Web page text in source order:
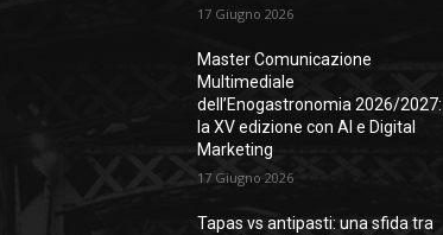
17 Giugno 2026
Master Comunicazione
Multimediale
dell’Enogastronomia 2026/2027:
la XV edizione con AI e Digital
Marketing
17 Giugno 2026
Tapas vs antipasti: una sfida tra